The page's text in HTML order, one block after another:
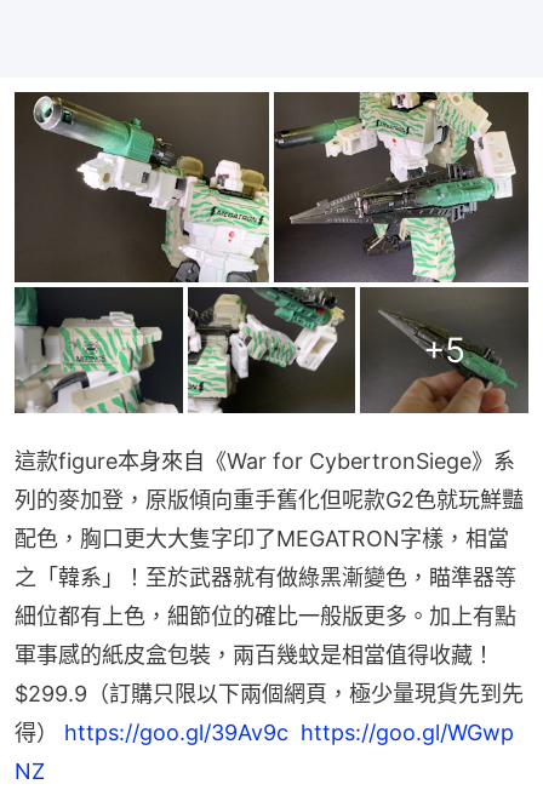
+5
這款figure本身來自《War for CybertronSiege》系
列的麥加登，原版傾向重手舊化但呢款G2色就玩鮮豔
配色，胸口更大大隻字印了MEGATRON字樣，相當
之「韓系」！至於武器就有做綠黑漸變色，瞄準器等
細位都有上色，細節位的確比一般版更多。加上有點
軍事感的紙皮盒包裝，兩百幾蚊是相當值得收藏！
$299.9（訂購只限以下兩個網頁，極少量現貨先到先
得） https://goo.gl/39Av9c https://goo.gl/WGwp
NZ